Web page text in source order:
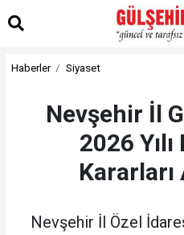
Haberler Siyaset
Nevşehir İl
2026
Kararları
Nevşehir İl Özel